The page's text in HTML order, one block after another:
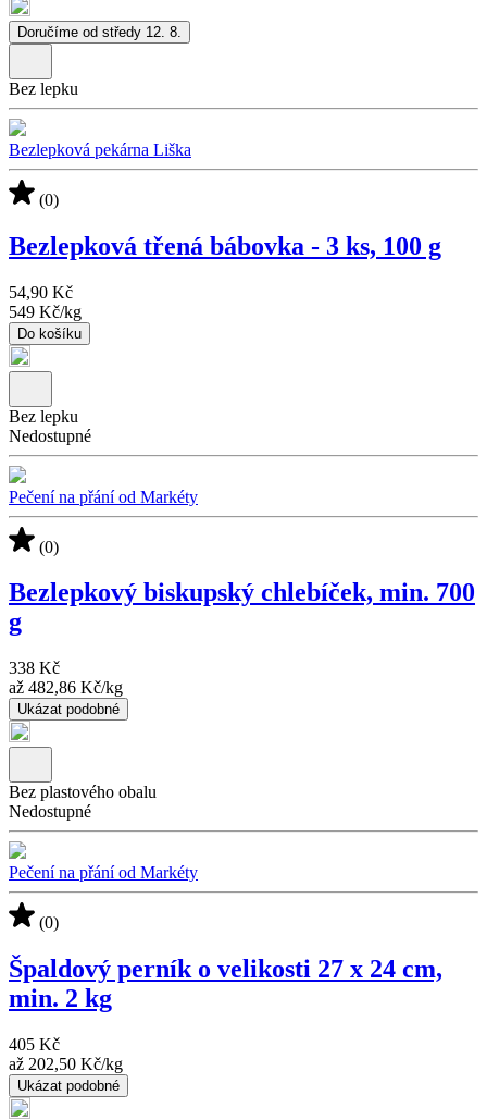
Doručíme od středy 12. 8.
Bez lepku
Bezlepková pekárna Liška
(0)
Bezlepková třená bábovka - 3 ks, 100 g
54,90 Kč
549 Kč/kg
Do košíku
Bez lepku
Nedostupné
Pečení na přání od Markéty
(0)
Bezlepkový biskupský chlebíček, min. 700
g
338 Kč
až 482,86 Kč/kg
Ukázat podobné
Bez plastového obalu
Nedostupné
Pečení na přání od Markéty
(0)
Špaldový perník o velikosti 27 x 24 cm,
min. 2 kg
405 Kč
až 202,50 Kč/kg
Ukázat podobné